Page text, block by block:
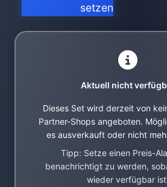
setzen
Aktuell nicht
Dieses Set wird derzeit von
Partner-Shops angeboten.
es ausverkauft oder nicht
Tipp: Setze einen Preis-
benachrichtigt zu werden,
wieder verfügbar